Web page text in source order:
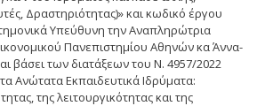
Ανθρώπινου
Εκπαίδευση και
Μάθηση
Δραστηριότητας)» και κωδικό έργου
Υπεύθυνη την Αναπληρώτρια
Πανεπιστημίου Αθηνών κα Άννα-
βάσει των διατάξεων του Ν. 4957/2022
Ανώτατα Εκπαιδευτικά Ιδρύματα:
της λειτουργικότητας και της